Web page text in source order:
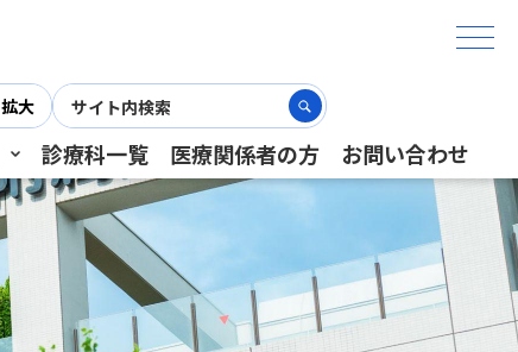
拡大
診療科一覧 医療関係者の方 お問い合わせ